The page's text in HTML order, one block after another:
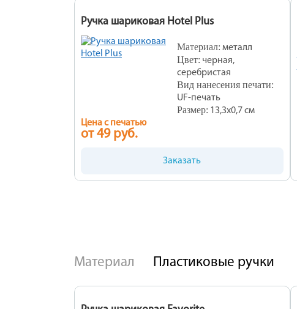
Ручка шариковая Hotel Plus
Материал: металл
Цвет: черная,
серебристая
Вид нанесения печати:
UF-печать
Размер: 13,3x0,7 см
Цена с печатью
от 49 руб.
Заказать
Материал Пластиковые ручки